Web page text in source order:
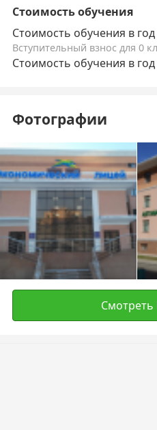
Стоимость обучения
Стоимость обучения в год
Вступительный взнос для 0
Стоимость обучения в год
Фотографии
Смотреть